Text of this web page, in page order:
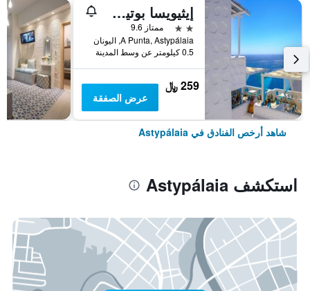
إيثيويسا بوتيك هوتل
2 نجمتين
ممتاز 9.6
A Punta, Astypálaia, اليونان
0.5 كيلومتر عن وسط المدينة
259 ﷼
عرض الصفقة
شاهد أرخص الفنادق في Astypálaia
استكشف Astypálaia